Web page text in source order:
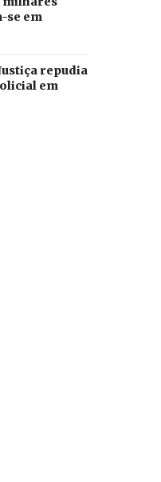
se em
repudia
em